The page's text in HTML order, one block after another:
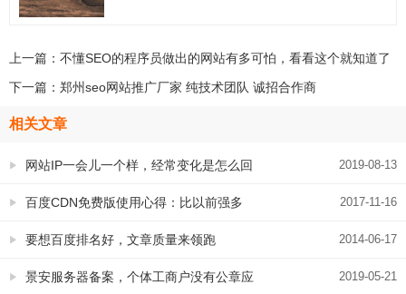
上一篇： 不懂SEO的程序员做出的网站有多可怕，看看这个就知道了
下一篇： 郑州seo网站推广厂家 纯技术团队 诚招合作商
相关文章
2019-08-13
网站IP一会儿一个样，经常变化是怎么回
事儿 2017-11-16
百度CDN免费版使用心得：比以前强多
了，做SEO推荐使用 2014-06-17
要想百度排名好，文章质量来领跑
2019-05-21
景安服务器备案，个体工商户没有公章应